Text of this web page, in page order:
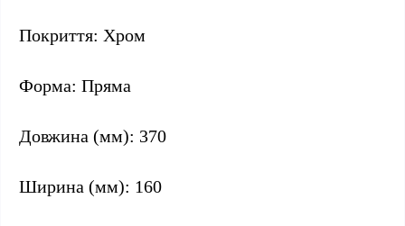
Покриття: Хром
Форма: Пряма
Довжина (мм): 370
Ширина (мм): 160